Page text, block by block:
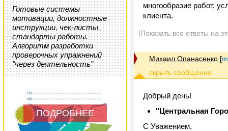
Готовые системы
мотивации, должностные
инструкции, чек-листы,
стандарты работы.
Алгоритм разработки
проверочных упражнений
"через деятельность"
ПОДРОБНЕЕ
многообразие работ,
клиента.
[Показать все ответы на
Михаил Опанасенко [
Добрый день!
"Центральная
С Уважением,